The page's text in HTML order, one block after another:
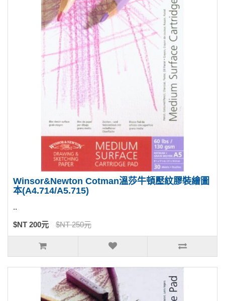
Winsor&Newton Cotman溫莎牛頓壓紋膠裝繪圖
本(A4.714/A5.715)
..
$NT 200元 $NT 250元